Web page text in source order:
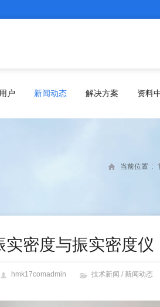
户 新闻动态 解决方案 资料
当前位置 :
密度与振实密度仪
hmk17comadmin 技术新闻 / 新闻动态